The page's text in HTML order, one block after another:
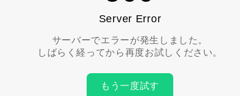
Server Error
サーバーでエラーが発生しました。
しばらく経ってから再度お試しください。
もう一度試す